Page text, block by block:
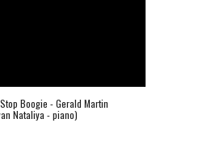
Boogie - Gerald Martin
Nataliya - piano)